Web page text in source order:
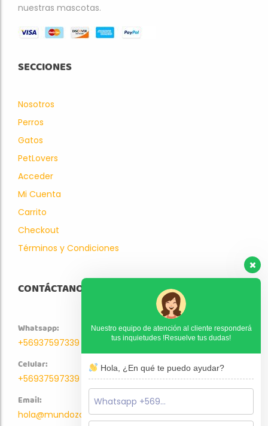
nuestras mascotas.
SECCIONES
Nosotros
Perros
Gatos
PetLovers
Acceder
Mi Cuenta
Carrito
Checkout
Términos y Condiciones
CONTÁCTANOS
Whatsapp:
+56937597339
Celular:
+56937597339
Email:
hola@mundozoo.cl
Nuestro equipo de atención al cliente responderá
tus inquietudes !Resuelve tus dudas!
Hola, ¿En qué te puedo ayudar?